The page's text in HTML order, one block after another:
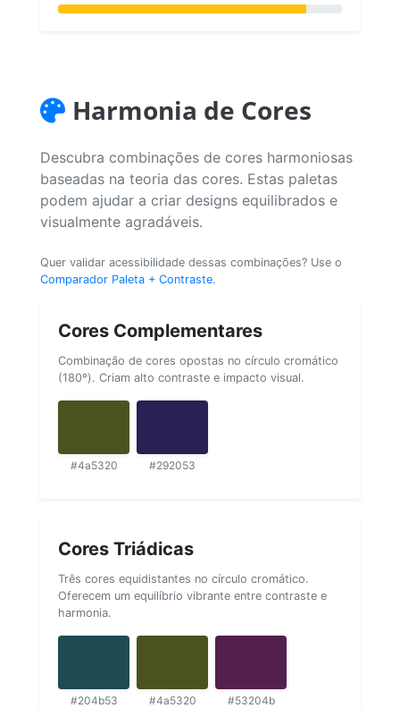
Harmonia de Cores
Descubra combinações de cores harmoniosas
baseadas na teoria das cores. Estas paletas
podem ajudar a criar designs equilibrados e
visualmente agradáveis.
Quer validar acessibilidade dessas combinações? Use o
Comparador Paleta + Contraste.
Cores Complementares
Combinação de cores opostas no círculo cromático
(180º). Criam alto contraste e impacto visual.
#4a5320 #292053
Cores Triádicas
Três cores equidistantes no círculo cromático.
Oferecem um equilíbrio vibrante entre contraste e
harmonia.
#204b53 #4a5320 #53204b